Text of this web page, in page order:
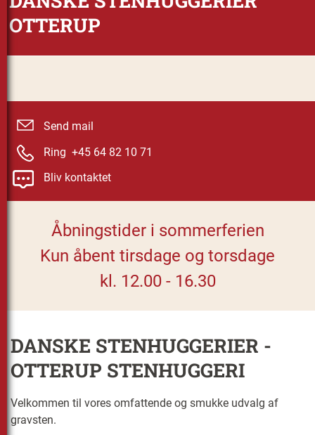
OTTERUP
Send mail
Ring +45 64 82 10 71
Bliv kontaktet
Åbningstider i sommerferien
Kun åbent tirsdage og torsdage
kl. 12.00 - 16.30
DANSKE STENHUGGERIER -
OTTERUP STENHUGGERI
Velkommen til vores omfattende og smukke udvalg af
gravsten.